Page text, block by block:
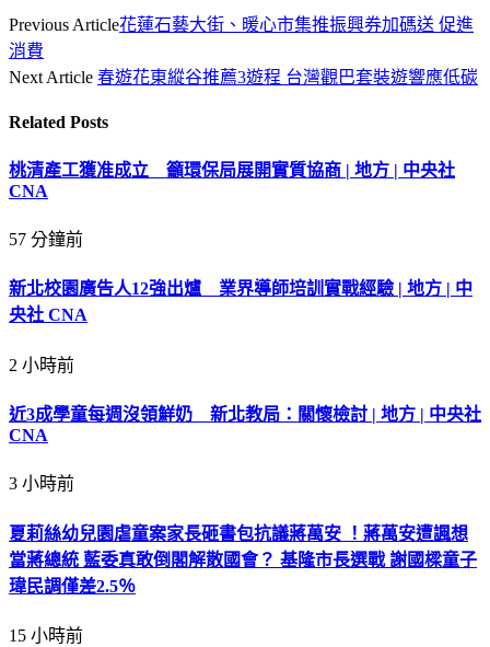
Previous Article花蓮石藝大街、暖心市集推振興券加碼送 促進
消費
Next Article 春遊花東縱谷推薦3遊程 台灣觀巴套裝遊響應低碳
Related Posts
桃清產工獲准成立 籲環保局展開實質協商 | 地方 | 中央社
CNA
57 分鐘前
新北校園廣告人12強出爐 業界導師培訓實戰經驗 | 地方 | 中
央社 CNA
2 小時前
近3成學童每週沒領鮮奶 新北教局：關懷檢討 | 地方 | 中央社
CNA
3 小時前
夏莉絲幼兒園虐童案家長砸書包抗議蔣萬安 ！蔣萬安遭諷想
當蔣總統 藍委真敢倒閣解散國會？ 基隆市長選戰 謝國樑童子
瑋民調僅差2.5％
15 小時前